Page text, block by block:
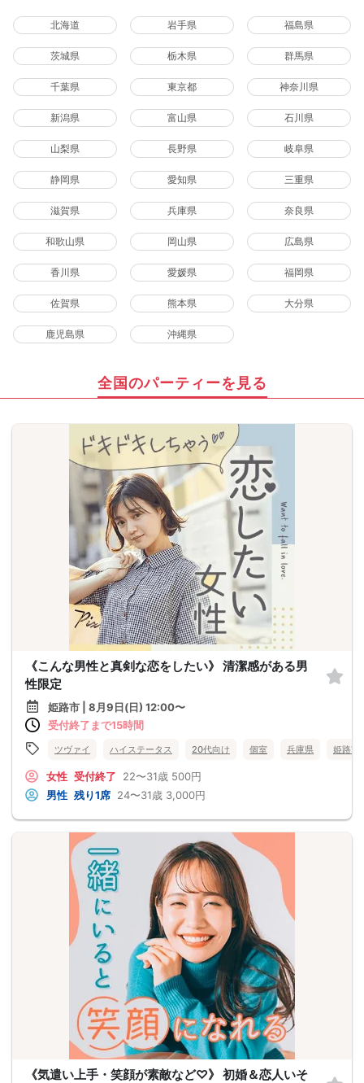
北海道 岩手県 福島県
茨城県 栃木県 群馬県
千葉県 東京都 神奈川県
新潟県 富山県 石川県
山梨県 長野県 岐阜県
静岡県 愛知県 三重県
滋賀県 兵庫県 奈良県
和歌山県 岡山県 広島県
香川県 愛媛県 福岡県
佐賀県 熊本県 大分県
鹿児島県 沖縄県
全国のパーティーを見る
《こんな男性と真剣な恋をしたい》 清潔感がある男
性限定
姫路市 | 8月9日(日) 12:00〜
受付終了まで15時間
ツヴァイ ハイステータス 20代向け 個室 兵庫県 姫路市
女性 受付終了 22〜31歳 500円
男性 残り1席 24〜31歳 3,000円
《気遣い上手・笑顔が素敵など♡》 初婚＆恋人いそ